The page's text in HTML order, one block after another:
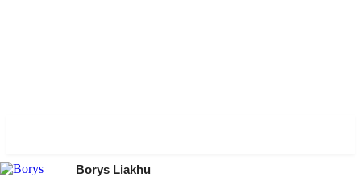
Borys Liakhu